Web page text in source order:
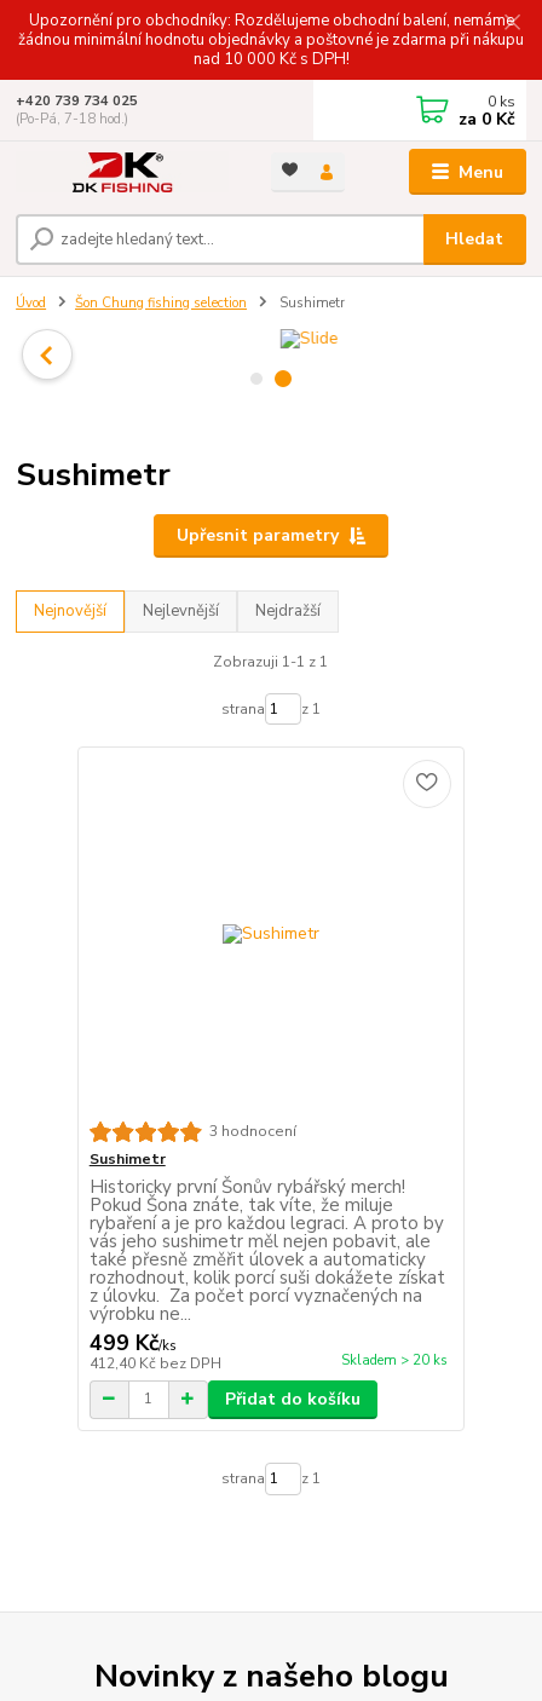
Upozornění pro obchodníky: Rozdělujeme obchodní balení, nemáme
žádnou minimální hodnotu objednávky a poštovné je zdarma při nákupu
nad 10 000 Kč s DPH!
Menu
Hledat
+420 739 734 025
(Po-Pá, 7-18 hod.)
0 ks
za 0 Kč
Úvod Šon Chung fishing selection Sushimetr
Sushimetr
Upřesnit parametry
Nejnovější Nejlevnější Nejdražší
Zobrazuji 1-1 z 1
strana z 1
3 hodnocení
Sushimetr
Historicky první Šonův rybářský merch!
Pokud Šona znáte, tak víte, že miluje
rybaření a je pro každou legraci. A proto by
vás jeho sushimetr měl nejen pobavit, ale
také přesně změřit úlovek a automaticky
rozhodnout, kolik porcí suši dokážete získat
z úlovku. Za počet porcí vyznačených na
výrobku ne...
499 Kč/ks
412,40 Kč bez DPH Skladem > 20 ks
Přidat do košíku
strana z 1
Novinky z našeho blogu